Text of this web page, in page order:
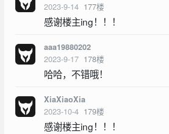
2023-9-14 177楼
感谢楼主ing！！！
aaa19880202
2023-9-17 178楼
哈哈，不错哦！
XiaXiaoXia
2023-10-4 179楼
感谢楼主ing！！！